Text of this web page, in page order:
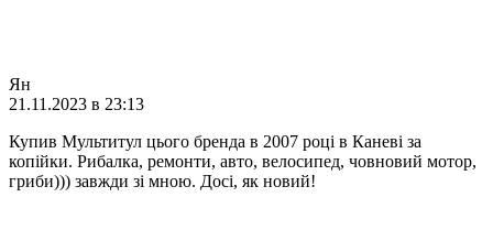
Ян
21.11.2023 в 23:13
Купив Мультитул цього бренда в 2007 році в Каневі за
копійки. Рибалка, ремонти, авто, велосипед, човновий мотор,
гриби))) завжди зі мною. Досі, як новий!